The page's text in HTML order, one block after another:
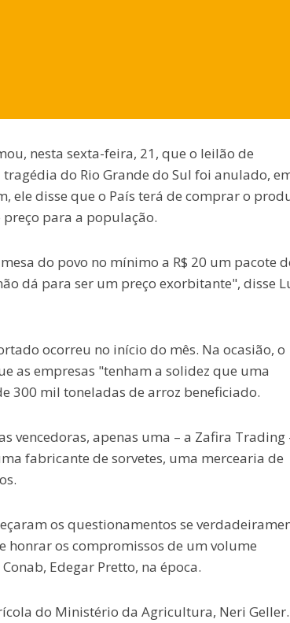
nesta sexta-feira, 21, que o leilão de
do Rio Grande do Sul foi anulado,
ele disse que o País terá de comprar o
para a população.
do povo no mínimo a R$ 20 um pacote
dá para ser um preço exorbitante", disse
ocorreu no início do mês. Na ocasião, o
as empresas "tenham a solidez que uma
300 mil toneladas de arroz beneficiado.
vencedoras, apenas uma – a Zafira Trading
fabricante de sorvetes, uma mercearia de
os questionamentos se
honrar os compromissos de um volume
Edegar Pretto, na época.
do Ministério da Agricultura, Neri Geller.